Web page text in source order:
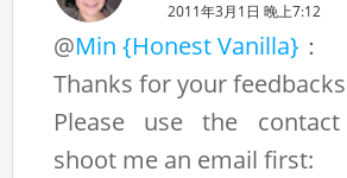
2011年3月1日 晚上7:12
@Min {Honest Vanilla} ：
Thanks for your
Please use the
shoot me an email first: